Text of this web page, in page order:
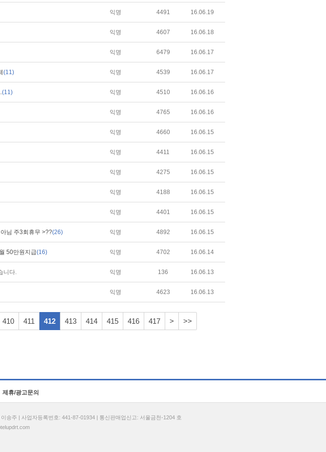
익명 4491 16.06.19
익명 4607 16.06.18
익명 6479 16.06.17
(11) 익명 4539 16.06.17
(11) 익명 4510 16.06.16
익명 4765 16.06.16
익명 4660 16.06.15
익명 4411 16.06.15
익명 4275 16.06.15
익명 4188 16.06.15
익명 4401 16.06.15
님 주3회휴무 >??(26) 익명 4892 16.06.15
50만원지급(16) 익명 4702 16.06.14
니다. 익명 136 16.06.13
익명 4623 16.06.13
410 411 412 413 414 415 416 417 > >>
제휴/광고문의
송주 | 사업자등록번호: 441-87-01934 | 통신판매업신고: 서울금천-1204 호